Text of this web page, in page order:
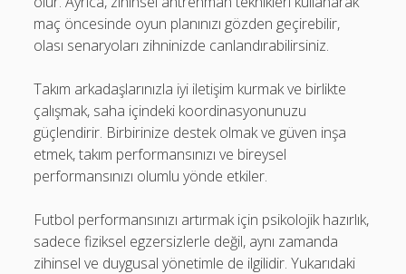
maç öncesinde oyun planınızı gözden geçirebilir,
olası senaryoları zihninizde canlandırabilirsiniz.
Takım arkadaşlarınızla iyi iletişim kurmak ve birlikte
çalışmak, saha içindeki koordinasyonunuzu
güçlendirir. Birbirinize destek olmak ve güven inşa
etmek, takım performansınızı ve bireysel
performansınızı olumlu yönde etkiler.
Futbol performansınızı artırmak için psikolojik hazırlık,
sadece fiziksel egzersizlerle değil, aynı zamanda
zihinsel ve duygusal yönetimle de ilgilidir. Yukarıdaki